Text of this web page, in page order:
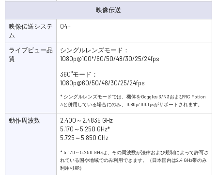
映像伝送
映像伝送システ
ム
O4+
ライブビュー品
質
シングルレンズモード：
1080p@100*/60/50/48/30/25/24fps
360°モード：
1080p@60/50/48/30/25/24fps
* シングルレンズモードでは、機体をGoggles 3/N3およびRC Motion
3と併用している場合にのみ、1080p/100fpsがサポートされます。
動作周波数
2.400～2.4835 GHz
5.170～5.250 GHz*
5.725～5.850 GHz
* 5.170～5.250 GHzは、その周波数が法律および規制によって許可さ
れている国や地域でのみ利用できます。（日本国内は2.4 GHz帯のみ
利用可能）